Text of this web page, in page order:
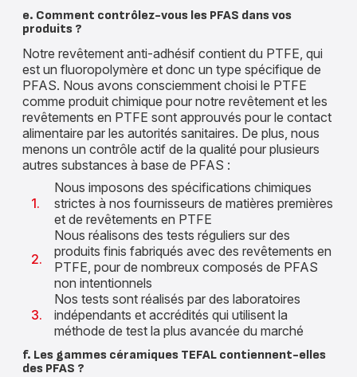
e. Comment contrôlez-vous les PFAS dans vos
produits ?
Notre revêtement anti-adhésif contient du PTFE, qui
est un fluoropolymère et donc un type spécifique de
PFAS. Nous avons consciemment choisi le PTFE
comme produit chimique pour notre revêtement et les
revêtements en PTFE sont approuvés pour le contact
alimentaire par les autorités sanitaires. De plus, nous
menons un contrôle actif de la qualité pour plusieurs
autres substances à base de PFAS :
Nous imposons des spécifications chimiques
strictes à nos fournisseurs de matières premières
et de revêtements en PTFE
Nous réalisons des tests réguliers sur des
produits finis fabriqués avec des revêtements en
PTFE, pour de nombreux composés de PFAS
non intentionnels
Nos tests sont réalisés par des laboratoires
indépendants et accrédités qui utilisent la
méthode de test la plus avancée du marché
f. Les gammes céramiques TEFAL contiennent-elles
des PFAS ?